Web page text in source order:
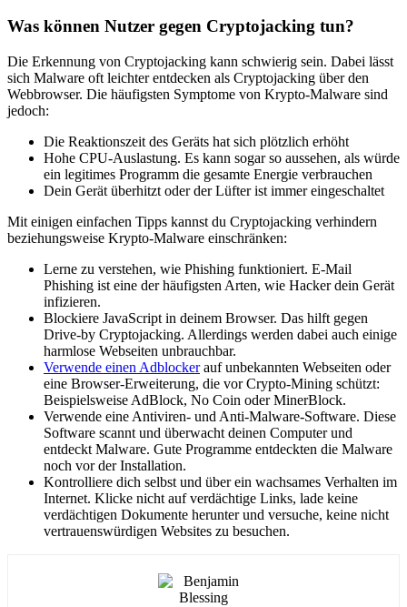
Was können Nutzer gegen Cryptojacking tun?
Die Erkennung von Cryptojacking kann schwierig sein. Dabei lässt
sich Malware oft leichter entdecken als Cryptojacking über den
Webbrowser. Die häufigsten Symptome von Krypto-Malware sind
jedoch:
Die Reaktionszeit des Geräts hat sich plötzlich erhöht
Hohe CPU-Auslastung. Es kann sogar so aussehen, als würde
ein legitimes Programm die gesamte Energie verbrauchen
Dein Gerät überhitzt oder der Lüfter ist immer eingeschaltet
Mit einigen einfachen Tipps kannst du Cryptojacking verhindern
beziehungsweise Krypto-Malware einschränken:
Lerne zu verstehen, wie Phishing funktioniert. E-Mail
Phishing ist eine der häufigsten Arten, wie Hacker dein Gerät
infizieren.
Blockiere JavaScript in deinem Browser. Das hilft gegen
Drive-by Cryptojacking. Allerdings werden dabei auch einige
harmlose Webseiten unbrauchbar.
Verwende einen Adblockerauf unbekannten Webseiten oder
eine Browser-Erweiterung, die vor Crypto-Mining schützt:
Beispielsweise AdBlock, No Coin oder MinerBlock.
Verwende eine Antiviren- und Anti-Malware-Software. Diese
Software scannt und überwacht deinen Computer und
entdeckt Malware. Gute Programme entdeckten die Malware
noch vor der Installation.
Kontrolliere dich selbst und über ein wachsames Verhalten im
Internet. Klicke nicht auf verdächtige Links, lade keine
verdächtigen Dokumente herunter und versuche, keine nicht
vertrauenswürdigen Websites zu besuchen.